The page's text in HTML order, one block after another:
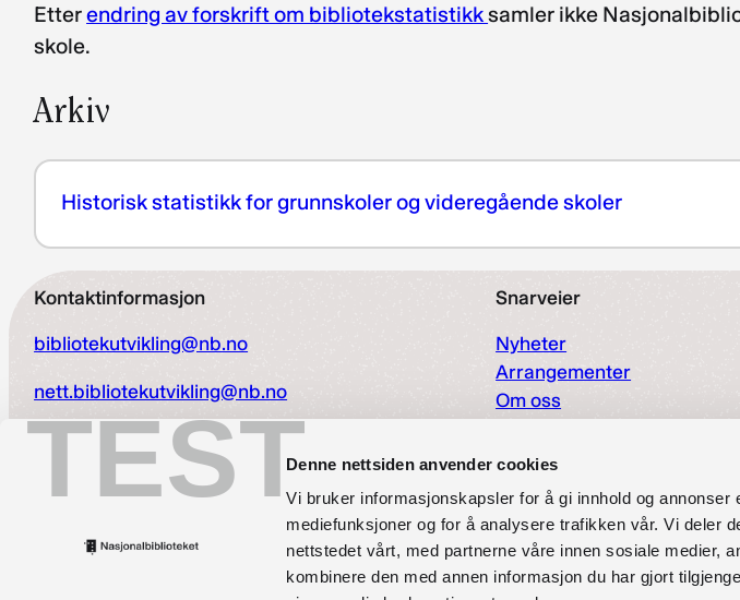
TESTDenne nettsiden anvender cookies
Vi bruker informasjonskapsler for å gi innhold og
mediefunksjoner og for å analysere trafikken vår. Vi deler
nettstedet vårt, med partnerne våre innen sosiale medier,
kombinere den med annen informasjon du har gjort
Etterendring av forskrift om bibliotekstatistikksamler ikke
skole.
Arkiv
Historisk statistikk for grunnskoler og videregående skoler
Kontaktinformasjon
bibliotekutvikling@nb.no
nett.bibliotekutvikling@nb.no
Telefon:
23 27 60 00
Postadresse
Postboks 2674 Solli, 0203 Oslo
Snarveier
Nyheter
Arrangementer
Om oss
Personvernerklæring
Vilkår for bruk av forum
Tilgjengelighetserklæring